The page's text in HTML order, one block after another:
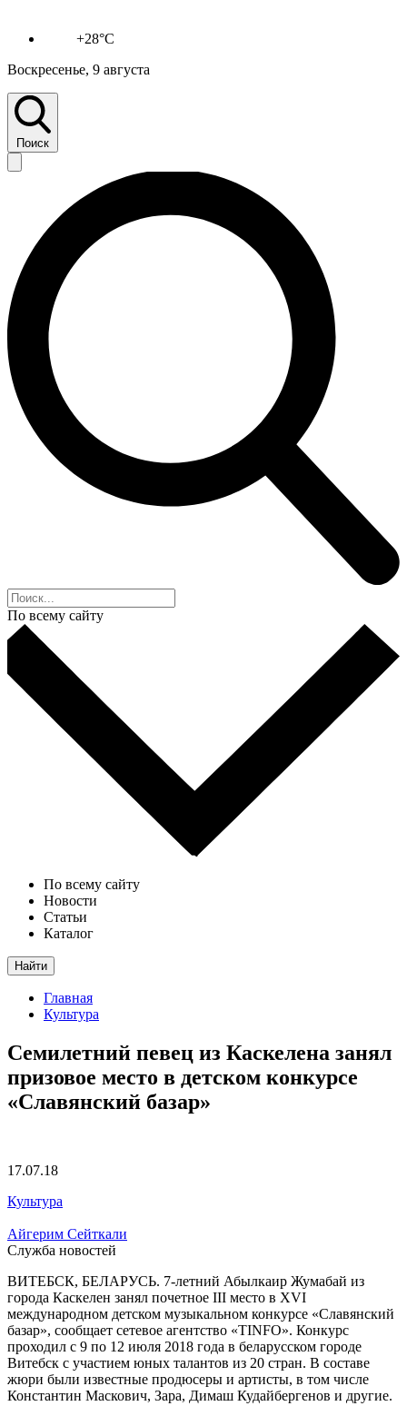
+28°C
Воскресенье, 9 августа
Поиск
По всему сайту
По всему сайту
Новости
Статьи
Каталог
Найти
Главная
Культура
Семилетний певец из Каскелена занял
призовое место в детском конкурсе
«Славянский базар»
17.07.18
Культура
Айгерим Сейткали
Служба новостей
ВИТЕБСК, БЕЛАРУСЬ. 7-летний Абылкаир Жумабай из
города Каскелен занял почетное ІІІ место в ХVІ
международном детском музыкальном конкурсе «Славянский
базар», сообщает сетевое агентство «TINFO». Конкурс
проходил с 9 по 12 июля 2018 года в беларусском городе
Витебск с участием юных талантов из 20 стран. В составе
жюри были известные продюсеры и артисты, в том числе
Константин Маскович, Зара, Димаш Кудайбергенов и другие.